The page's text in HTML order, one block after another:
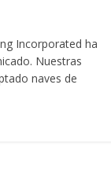
Incorporated ha
Nuestras
naves de